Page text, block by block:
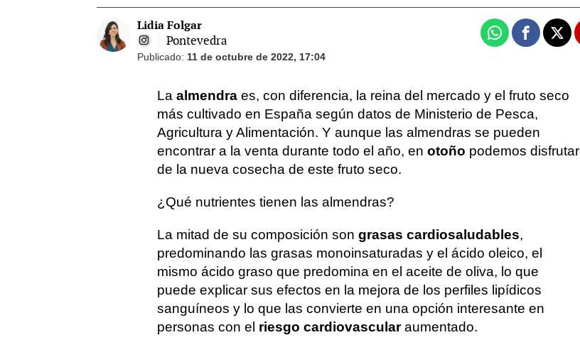
Lidia Folgar
Pontevedra
Publicado: 11 de octubre de 2022, 17:04
WhatsappFacebook
X
La almendra es, con diferencia, la reina del mercado y el fruto seco
más cultivado en España según datos de Ministerio de Pesca,
Agricultura y Alimentación. Y aunque las almendras se pueden
encontrar a la venta durante todo el año, en otoño podemos disfrutar
de la nueva cosecha de este fruto seco.
¿Qué nutrientes tienen las almendras?
La mitad de su composición son grasas cardiosaludables,
predominando las grasas monoinsaturadas y el ácido oleico, el
mismo ácido graso que predomina en el aceite de oliva, lo que
puede explicar sus efectos en la mejora de los perfiles lipídicos
sanguíneos y lo que las convierte en una opción interesante en
personas con el riesgo cardiovascularaumentado.